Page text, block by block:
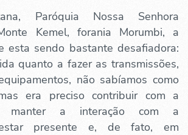
Paróquia Nossa Senhora
Kemel, forania Morumbi, a
esta sendo bastante desafiadora:
quanto a fazer as transmissões,
não sabíamos como
era preciso contribuir com a
manter a interação com a
estar presente e, de fato, em